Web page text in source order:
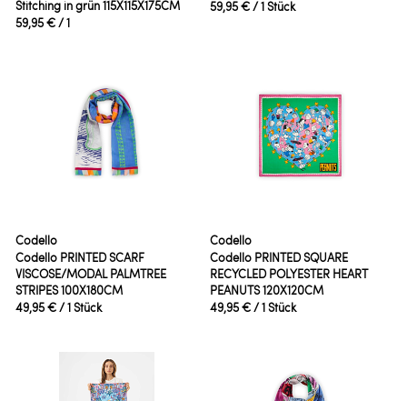
Stitching in grün 115X115X175CM
59,95 €/ 1
59,95 €/ 1 Stück
Codello
Codello PRINTED SCARF
VISCOSE/MODAL PALMTREE
STRIPES 100X180CM
49,95 €/ 1 Stück
Codello
Codello PRINTED SQUARE
RECYCLED POLYESTER HEART
PEANUTS 120X120CM
49,95 €/ 1 Stück